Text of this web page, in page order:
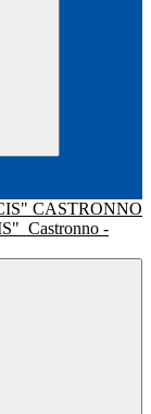
Castronno -